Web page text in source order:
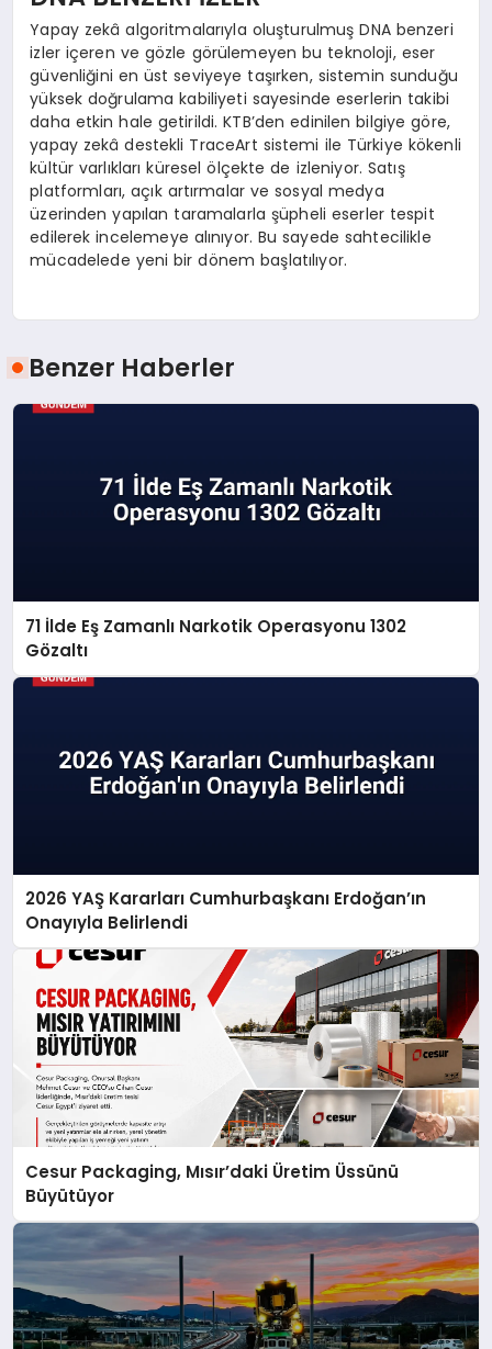
Yapay zekâ algoritmalarıyla oluşturulmuş DNA benzeri
izler içeren ve gözle görülemeyen bu teknoloji, eser
güvenliğini en üst seviyeye taşırken, sistemin sunduğu
yüksek doğrulama kabiliyeti sayesinde eserlerin takibi
daha etkin hale getirildi. KTB’den edinilen bilgiye göre,
yapay zekâ destekli TraceArt sistemi ile Türkiye kökenli
kültür varlıkları küresel ölçekte de izleniyor. Satış
platformları, açık artırmalar ve sosyal medya
üzerinden yapılan taramalarla şüpheli eserler tespit
edilerek incelemeye alınıyor. Bu sayede sahtecilikle
mücadelede yeni bir dönem başlatılıyor.
Benzer Haberler
71 İlde Eş Zamanlı Narkotik Operasyonu 1302
Gözaltı
2026 YAŞ Kararları Cumhurbaşkanı Erdoğan’ın
Onayıyla Belirlendi
Cesur Packaging, Mısır’daki Üretim Üssünü
Büyütüyor